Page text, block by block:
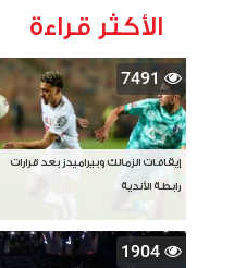
الأكثر قراءة
7491
إيقافات الزمالك وبيراميدز بعد قرارات
رابطة الأندية
1904